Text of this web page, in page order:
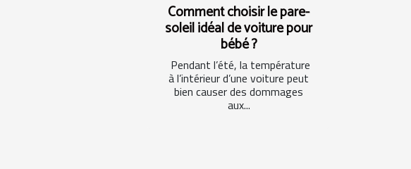
Comment choisir le pare-
soleil idéal de voiture pour
bébé ?
Pendant l’été, la température
à l’intérieur d’une voiture peut
bien causer des dommages
aux...